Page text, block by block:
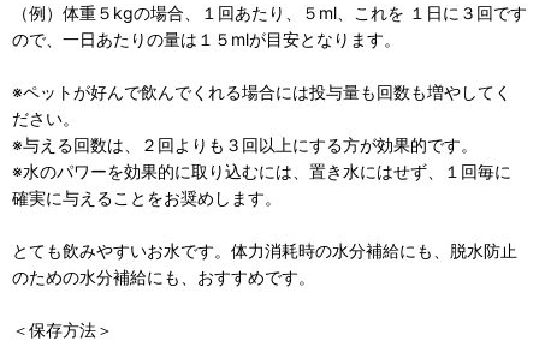
（例）体重５kgの場合、１回あたり、５ml、これを １日に３回です
ので、一日あたりの量は１５mlが目安となります。
※ペットが好んで飲んでくれる場合には投与量も回数も増やしてく
ださい。
※与える回数は、２回よりも３回以上にする方が効果的です。
※水のパワーを効果的に取り込むには、置き水にはせず、１回毎に
確実に与えることをお奨めします。
とても飲みやすいお水です。体力消耗時の水分補給にも、脱水防止
のための水分補給にも、おすすめです。
＜保存方法＞